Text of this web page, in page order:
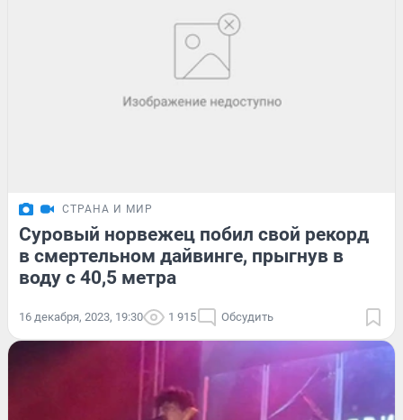
СТРАНА И МИР
Суровый норвежец побил свой рекорд
в смертельном дайвинге, прыгнув в
воду с 40,5 метра
16 декабря, 2023, 19:30 1 915 Обсудить